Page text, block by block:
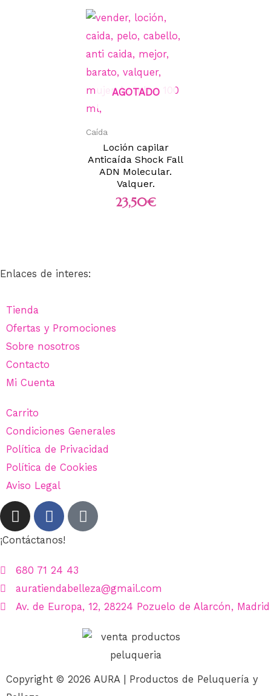
AGOTADO
Caída
Loción capilar
Anticaída Shock Fall
ADN Molecular.
Valquer.
23,50€
¡Contáctanos!
680 71 24 43
auratiendabelleza@gmail.com
Av. de Europa, 12, 28224 Pozuelo de Alarcón, Madrid
Enlaces de interes:
Tienda
Ofertas y Promociones
Sobre nosotros
Contacto
Mi Cuenta
Carrito
Condiciones Generales
Política de Privacidad
Política de Cookies
Aviso Legal
Copyright © 2026 AURA | Productos de Peluquería y